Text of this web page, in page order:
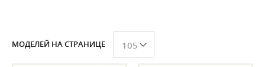
МОДЕЛЕЙ НА СТРАНИЦЕ 105